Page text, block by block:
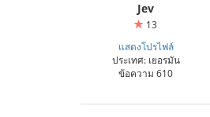
Jev
13
แสดงโปรไฟล์
ประเทศ: เยอรมัน
ข้อความ 610